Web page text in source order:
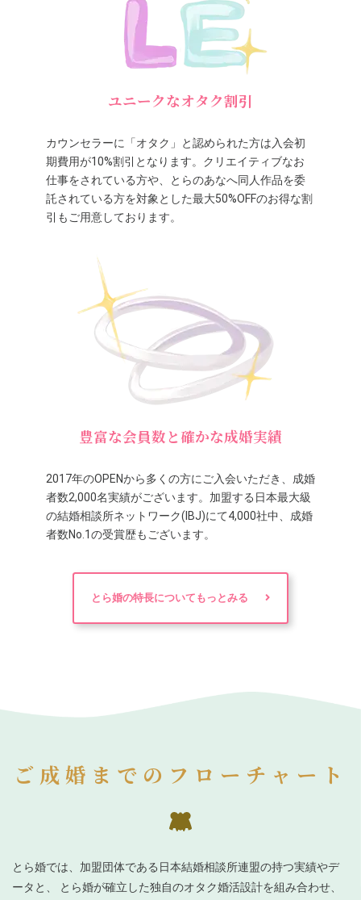
ユニークなオタク割引
カウンセラーに「オタク」と認められた方は入会初
期費用が10%割引となります。クリエイティブなお
仕事をされている方や、とらのあなへ同人作品を委
託されている方を対象とした最大50%OFFのお得な割
引もご用意しております。
豊富な会員数と確かな成婚実績
2017年のOPENから多くの方にご入会いただき、成婚
者数2,000名実績がございます。加盟する日本最大級
の結婚相談所ネットワーク(IBJ)にて4,000社中、成婚
者数No.1の受賞歴もございます。
とら婚の特長についてもっとみる
ご成婚までのフローチャート
とら婚では、加盟団体である日本結婚相談所連盟の持つ実績やデ
ータと、 とら婚が確立した独自のオタク婚活設計を組み合わせ、